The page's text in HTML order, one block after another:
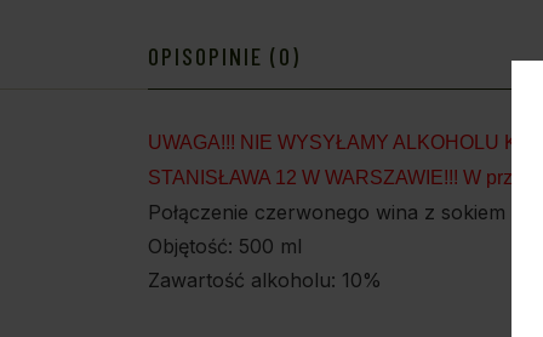
OPISOPINIE (0)
UWAGA!!! NIE WYSYŁAMY ALKOHOLU
STANISŁAWA 12 W WARSZAWIE!!! W
Połączenie czerwonego wina z sokiem z
Objętość: 500 ml
Zawartość alkoholu: 10%